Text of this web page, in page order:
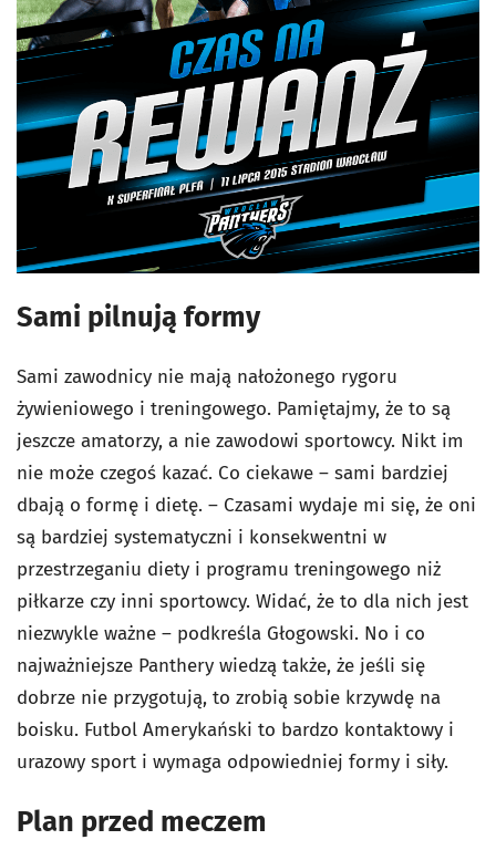
Sami pilnują formy
Sami zawodnicy nie mają nałożonego rygoru
żywieniowego i treningowego. Pamiętajmy, że to są
jeszcze amatorzy, a nie zawodowi sportowcy. Nikt im
nie może czegoś kazać. Co ciekawe – sami bardziej
dbają o formę i dietę. – Czasami wydaje mi się, że oni
są bardziej systematyczni i konsekwentni w
przestrzeganiu diety i programu treningowego niż
piłkarze czy inni sportowcy. Widać, że to dla nich jest
niezwykle ważne – podkreśla Głogowski. No i co
najważniejsze Panthery wiedzą także, że jeśli się
dobrze nie przygotują, to zrobią sobie krzywdę na
boisku. Futbol Amerykański to bardzo kontaktowy i
urazowy sport i wymaga odpowiedniej formy i siły.
Plan przed meczem